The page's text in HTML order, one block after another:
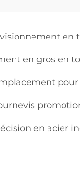
en
en gros en
en acier